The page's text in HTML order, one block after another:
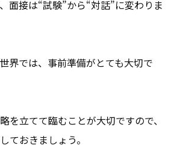
面接は“試験”から“対話”に変わりま
界では、事前準備がとても大切で
を立てて臨むことが大切ですので、
ておきましょう。